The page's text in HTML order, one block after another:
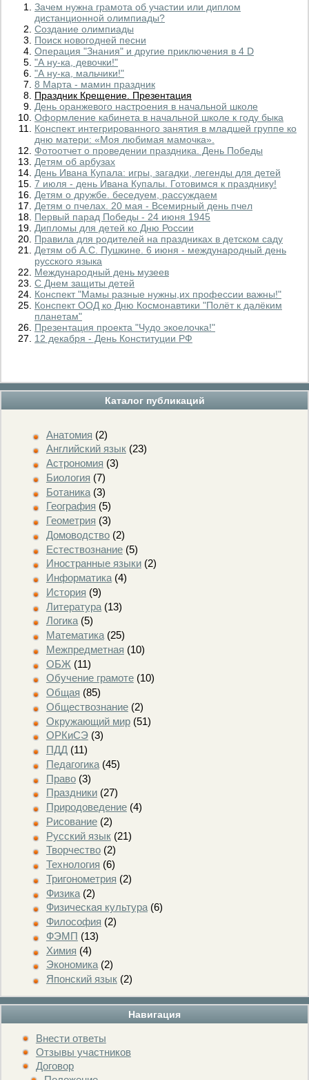
Каталог публикаций
Анатомия (2)
Английский язык(23)
Астрономия (3)
Биология (7)
Ботаника(3)
География (5)
Геометрия (3)
Домоводство(2)
Естествознание(5)
Иностранные языки(2)
Информатика(4)
История (9)
Литература(13)
Логика(5)
Математика(25)
Межпредметная (10)
ОБЖ (11)
Обучение грамоте(10)
Общая (85)
Обществознание(2)
Окружающий мир(51)
ОРКиСЭ(3)
ПДД (11)
Педагогика(45)
Право(3)
Праздники(27)
Природоведение(4)
Рисование(2)
Русский язык(21)
Творчество(2)
Технология (6)
Тригонометрия (2)
Физика(2)
Физическая культура(6)
Философия (2)
ФЭМП (13)
Химия (4)
Экономика(2)
Японский язык(2)
Навигация
Внести ответы
Отзывы участников
Договор
Зачем нужна грамота об участии или диплом
дистанционной олимпиады?
Создание олимпиады
Поиск новогодней песни
Операция "Знания" и другие приключения в 4 D
"А ну-ка, девочки!"
"А ну-ка, мальчики!"
8 Марта - мамин праздник
Праздник Крещение. Презентация
День оранжевого настроения в начальной школе
Оформление кабинета в начальной школе к году быка
Конспект интегрированного занятия в младшей группе ко
дню матери: «Моя любимая мамочка».
Фотоотчет о проведении праздника. День Победы
Детям об арбузах
День Ивана Купала: игры, загадки, легенды для детей
7 июля - день Ивана Купалы. Готовимся к празднику!
Детям о дружбе. беседуем, рассуждаем
Детям о пчелах. 20 мая - Всемирный день пчел
Первый парад Победы - 24 июня 1945
Дипломы для детей ко Дню России
Правила для родителей на праздниках в детском саду
Детям об А.С. Пушкине. 6 июня - международный день
русского языка
Международный день музеев
С Днем защиты детей
Конспект "Мамы разные нужны,их профессии важны!"
Конспект ООД ко Дню Космонавтики "Полёт к далёким
планетам"
Презентация проекта "Чудо экоелочка!"
12 декабря - День Конституции РФ